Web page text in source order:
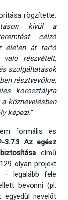
rögzítette:
kívül a
célzó
életen át tartó
való részvételt,
szolgáltatások
résztvevőkre,
korosztályra
köznevelésben
képezi.”
formális és
3.7.3 Az egész
című
olyan projekt
– legalább fele
bevonni (pl.
egyedül nevelőt